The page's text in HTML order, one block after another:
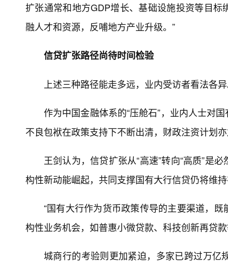
扩张通常和地方GDP增长、基础设施投资等目
融人才和资源，反哺地方产业升级。”
信贷扩张路径尚待时间检验
上述三种路径能走多远，业内受访者看法各
作为中国金融体系的“压舱石”，业内人士对
不良包袱在政策支持下不断出清，财政注资计划
王剑认为，信贷扩张从“高速”转向“高质”是
构性新动能崛起，共同支撑国有大行信贷仍将维
“国有大行作为货币政策传导的主要渠道，
构性业务机会，如普惠小微贷款、科技创新再贷
城商行的考验则更加紧迫，多家已跨过万